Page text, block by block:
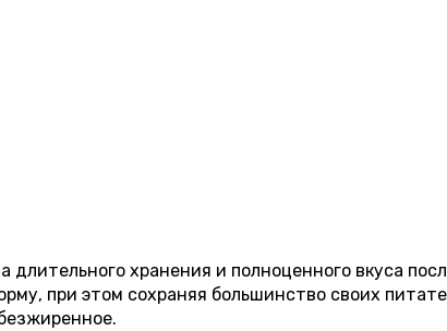
хранения и полноценного вкуса
при этом сохраняя большинство своих